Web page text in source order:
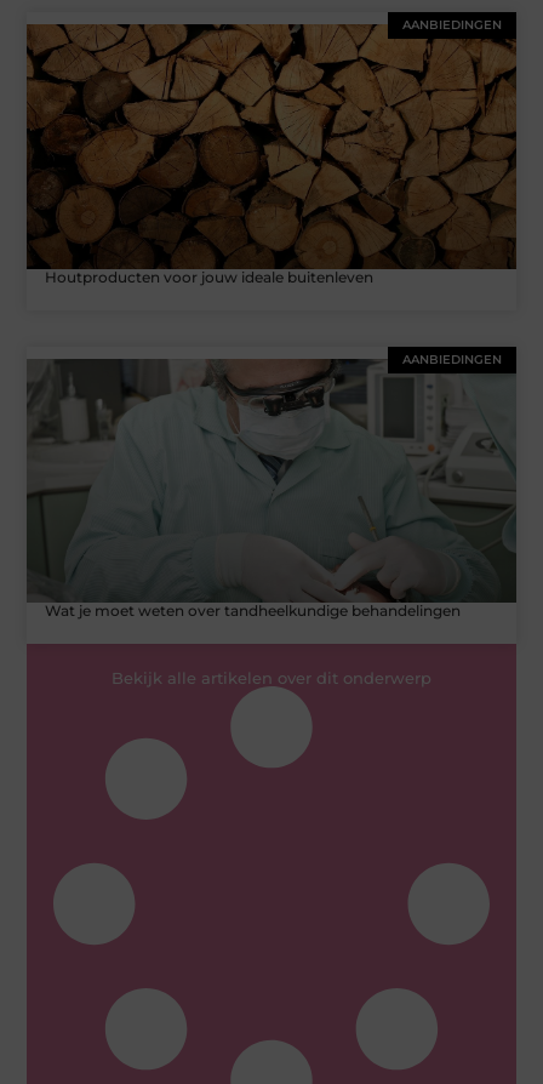
AANBIEDINGEN
Houtproducten voor jouw ideale buitenleven
AANBIEDINGEN
Wat je moet weten over tandheelkundige behandelingen
Bekijk alle artikelen over dit onderwerp